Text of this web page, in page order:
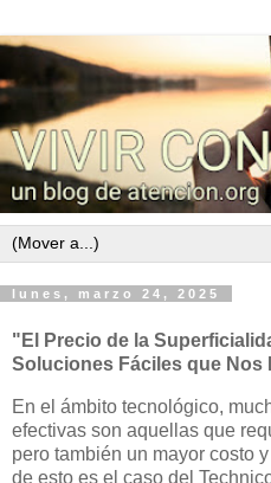
lunes, marzo 24, 2025
"El Precio de la
Soluciones Fáciles que Nos
En el ámbito tecnológico,
efectivas son aquellas que
pero también un mayor costo
de esto es el caso del